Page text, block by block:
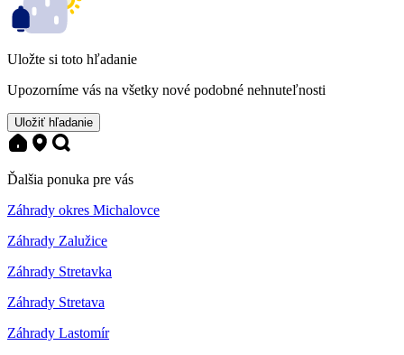
Uložte si toto hľadanie
Upozorníme vás na všetky nové podobné nehnuteľnosti
Uložiť hľadanie
Ďalšia ponuka pre vás
Záhrady okres Michalovce
Záhrady Zalužice
Záhrady Stretavka
Záhrady Stretava
Záhrady Lastomír